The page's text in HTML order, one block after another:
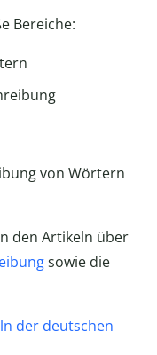
Bereiche:
von Wörtern
den Artikeln über
sowie die
der deutschen